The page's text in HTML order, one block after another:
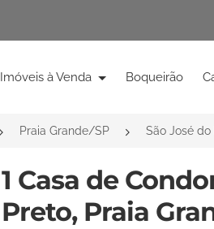
Imóveis à Venda Boqueirão
Praia Grande/SP São José do
1 Casa de
Preto, Praia